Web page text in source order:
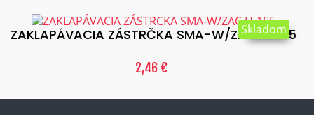
ZAKLAPÁVACIA ZÁSTRČKA SMA-W/ZAC.H-155
2,46 €
Skladom